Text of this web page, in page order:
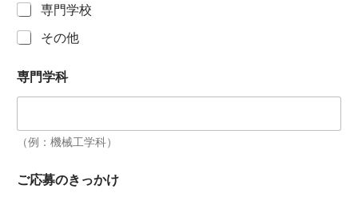
専門学校
その他
専門学科
（例：機械工学科）
ご応募のきっかけ